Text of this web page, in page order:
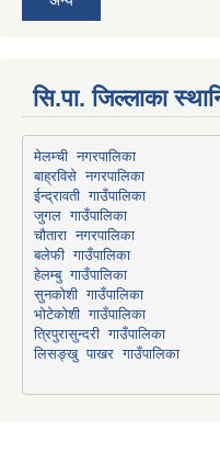
सि.पा. जिल्लाका
मेलम्ची नगरपालिका
बाह्रविसे नगरपालिका
ईन्द्रावती गाउँपालिका
जुगल गाउँपालिका
चौतारा नगरपालिका
बलेफी गाउँपालिका
हेलम्बु गाउँपालिका
सुनकोशी गाउँपालिका
भोटेकोशी गाउँपालिका
त्रिपुरासुन्दरी गाउँपालिका
लिसङ्खु पाखर गाउँपालिका